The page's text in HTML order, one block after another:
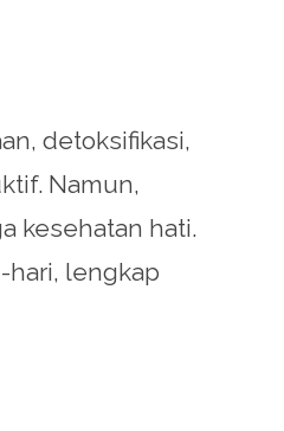
detoksifikasi,
Namun,
kesehatan hati.
hari, lengkap